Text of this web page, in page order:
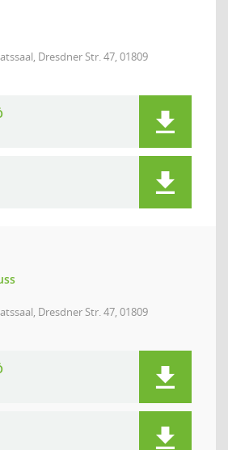
Dresdner Str. 47, 01809
Dresdner Str. 47, 01809